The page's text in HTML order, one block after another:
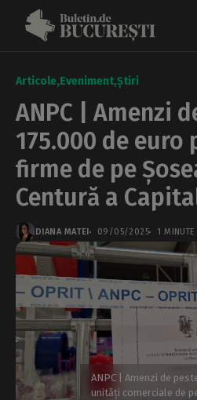
Articole Eveniment Știri
ANPC | Amenzi
175.000 de euro
firme de pe
Centură a
DIANA MATEI 09/05/2025 1 MINUTE
ANPC | Amenzi de
unități comerciale de